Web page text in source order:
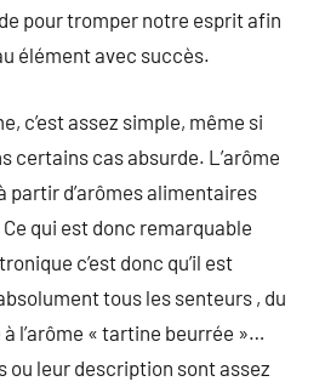
pour tromper notre esprit afin
élément avec succès.
c’est assez simple, même si
certains cas absurde. L’arôme
partir d’arômes alimentaires
qui est donc remarquable
c’est donc qu’il est
tous les senteurs , du
l’arôme « tartine beurrée »…
ou leur description sont assez